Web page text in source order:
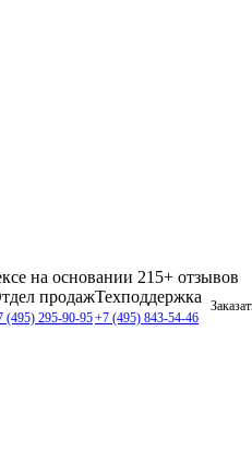
на основании 215+ отзывов
продаж
(495) 295-90-95
Техподдержка
+7 (495) 843-54-46